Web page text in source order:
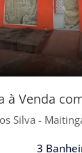
à Venda
Silva -
3